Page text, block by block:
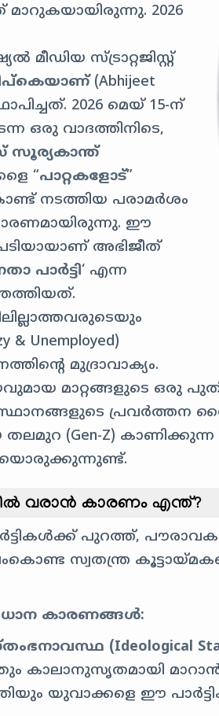
മാറുകയായിരുന്നു. 2026
സ്ട്രാറ്റജിസ്റ്റ്
(Abhijeet
2026 മെയ് 15-ന്
ഒരു വാദത്തിനിടെ,
സൂര്യകാന്ത്
“പാറ്റകളോട്”
നടത്തിയ പരാമർശം
ഈ
അഭിജീത്
പാർട്ടി‘ എന്ന
& Unemployed)
മുദ്രാവാക്യം.
മാറ്റങ്ങളുടെ ഒരു
(Gen-Z)
വരാൻ കാരണം എന്ത്?
പുറത്ത്,
സ്വതന്ത്ര
കാരണങ്ങൾ:
(Ideological
കാലാനുസൃതമായി മാറാൻ
യുവാക്കളെ ഈ